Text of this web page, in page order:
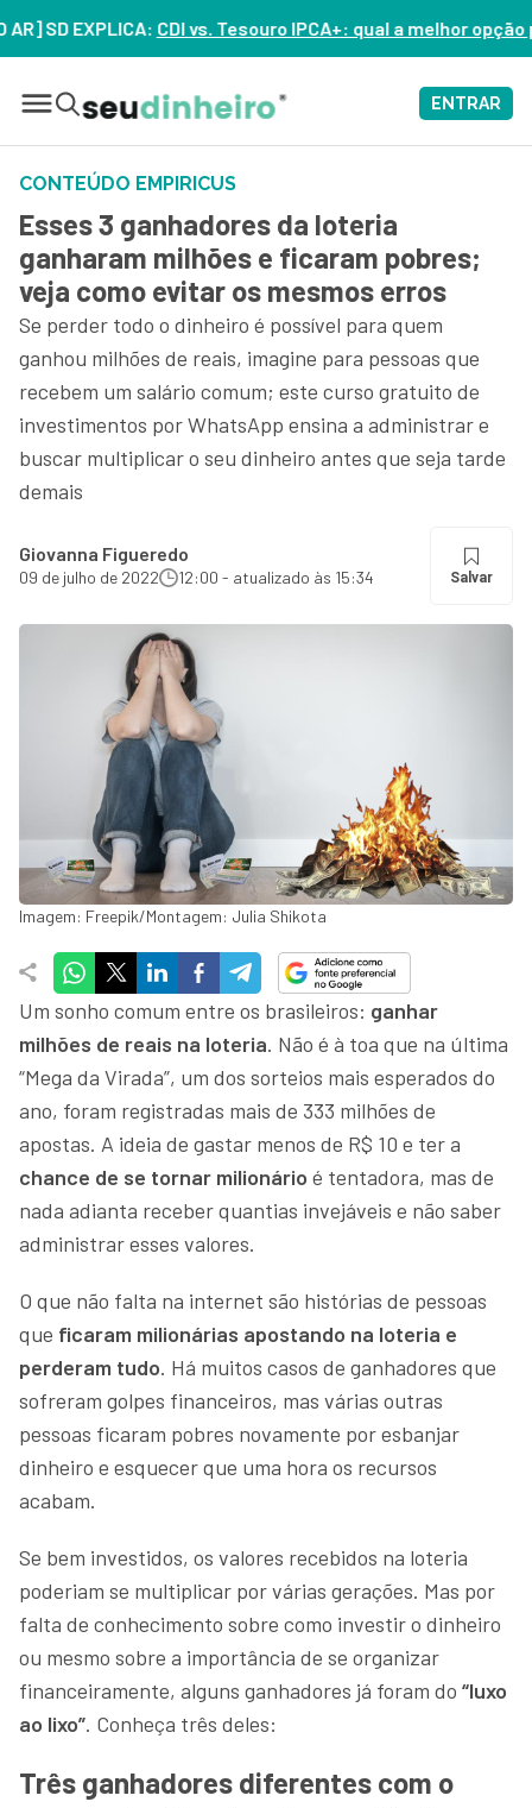
CDI vs. Tesouro IPCA+: qual a melhor opção para o
ENTRAR
CONTEÚDO EMPIRICUS
Esses 3 ganhadores da loteria
ganharam milhões e ficaram pobres;
veja como evitar os mesmos erros
Se perder todo o dinheiro é possível para quem
ganhou milhões de reais, imagine para pessoas que
recebem um salário comum; este curso gratuito de
investimentos por WhatsApp ensina a administrar e
buscar multiplicar o seu dinheiro antes que seja tarde
demais
Giovanna Figueredo
09 de julho de 2022 12:00 - atualizado às 15:34 Salvar
Imagem: Freepik/Montagem: Julia Shikota
Um sonho comum entre os brasileiros: ganhar
milhões de reais na loteria. Não é à toa que na última
“Mega da Virada”, um dos sorteios mais esperados do
ano, foram registradas mais de 333 milhões de
apostas. A ideia de gastar menos de R$ 10 e ter a
chance de se tornar milionário é tentadora, mas de
nada adianta receber quantias invejáveis e não saber
administrar esses valores.
O que não falta na internet são histórias de pessoas
que ficaram milionárias apostando na loteria e
perderam tudo. Há muitos casos de ganhadores que
sofreram golpes financeiros, mas várias outras
pessoas ficaram pobres novamente por esbanjar
dinheiro e esquecer que uma hora os recursos
acabam.
Se bem investidos, os valores recebidos na loteria
poderiam se multiplicar por várias gerações. Mas por
falta de conhecimento sobre como investir o dinheiro
ou mesmo sobre a importância de se organizar
financeiramente, alguns ganhadores já foram do “luxo
ao lixo”. Conheça três deles:
Três ganhadores diferentes com o